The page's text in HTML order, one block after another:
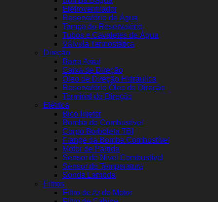
Eletroventilador
Reservatório de Água
Tampa do Reservatório
Tubos e Cavaletes de Água
Válvula Termostática
Direção
Barra Axial
Caixa de Direção
Óleo de Direção Hidráulica
Reservatório Óleo de Direção
Terminal de Direção
Elétrica
Bico Injetor
Bomba de Combustível
Corpo Borboleta TBI
Flange da Bomba Combustível
Motor de Partida
Sensor de Nível Combustível
Sensor de Temperatura
Sonda Lambda
Filtros
Filtro de Ar do Motor